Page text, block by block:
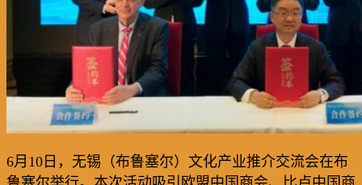
6月 10 日，无锡 （布鲁塞尔） 文化产业推介交流会在布